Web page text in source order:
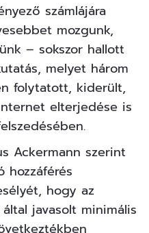
számlájára
mozgunk,
– sokszor hallott
melyet három
folytatott, kiderült,
elterjedése is
Ackermann szerint
hozzáférés
hogy az
javasolt minimális